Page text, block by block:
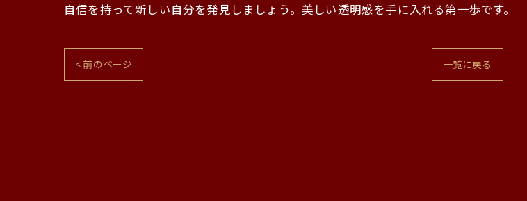
自信を持って新しい自分を発見しましょう。美しい透明感を手に入れる第一歩です。
< 前のページ 一覧に戻る